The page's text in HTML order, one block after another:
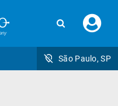
seu
São Paulo, SP